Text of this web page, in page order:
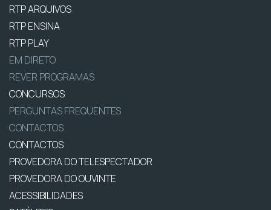
RTP ARQUIVOS
RTP ENSINA
RTP PLAY
EM DIRETO
REVER PROGRAMAS
CONCURSOS
PERGUNTAS FREQUENTES
CONTACTOS
CONTACTOS
PROVEDORA DO TELESPECTADOR
PROVEDORA DO OUVINTE
ACESSIBILIDADES